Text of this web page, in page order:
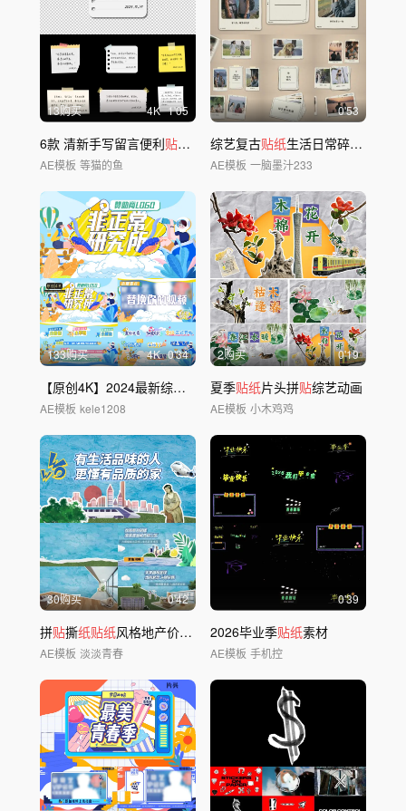
13购买 4K 1'05
6款 清新手写留言便利贴ae（透明底）
AE模板 等猫的鱼
0'53
综艺复古贴纸生活日常碎片记录
AE模板 一脑墨汁233
133购买 4K 0'34
【原创4K】2024最新综艺娱乐栏目包装
AE模板 kele1208
2购买 0'19
夏季贴纸片头拼贴综艺动画
AE模板 小木鸡鸡
30购买 0'42
拼贴撕纸贴纸风格地产价值点AE模板
AE模板 淡淡青春
0'39
2026毕业季贴纸素材
AE模板 手机控